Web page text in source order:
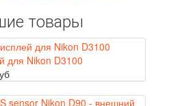
товары
для Nikon D3100